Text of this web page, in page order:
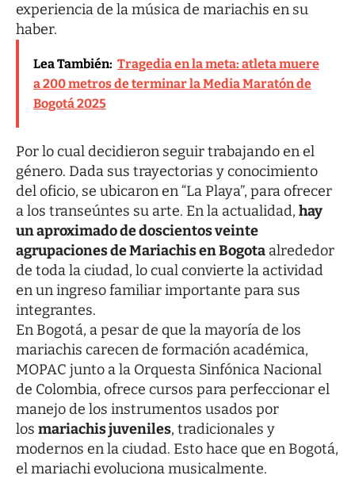
experiencia de la música de mariachis en su
haber.
Lea También: Tragedia en la meta: atleta muere
a 200 metros de terminar la Media Maratón de
Bogotá 2025
Por lo cual decidieron seguir trabajando en el
género. Dada sus trayectorias y conocimiento
del oficio, se ubicaron en “La Playa”, para ofrecer
a los transeúntes su arte. En la actualidad, hay
un aproximado de doscientos veinte
agrupaciones deMariachis en Bogota alrededor
de toda la ciudad, lo cual convierte la actividad
en un ingreso familiar importante para sus
integrantes.
En Bogotá, a pesar de que la mayoría de los
mariachis carecen de formación académica,
MOPAC junto a la Orquesta Sinfónica Nacional
de Colombia, ofrece cursos para perfeccionar el
manejo de los instrumentos usados por
los mariachis juveniles, tradicionales y
modernos en la ciudad. Esto hace que en Bogotá,
el mariachi evoluciona musicalmente.